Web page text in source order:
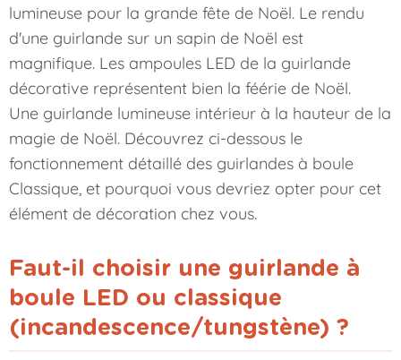
lumineuse pour la grande fête de Noël. Le rendu
d'une guirlande sur un sapin de Noël est
magnifique. Les ampoules LED de la guirlande
décorative représentent bien la féérie de Noël.
Une guirlande lumineuse intérieur à la hauteur de la
magie de Noël. Découvrez ci-dessous le
fonctionnement détaillé des guirlandes à boule
Classique, et pourquoi vous devriez opter pour cet
élément de décoration chez vous.
Faut-il choisir une guirlande à
boule LED ou classique
(incandescence/tungstène) ?